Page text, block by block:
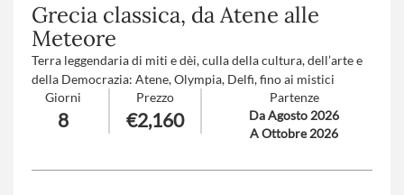
Grecia classica, da Atene alle
Meteore
Terra leggendaria di miti e dèi, culla della cultura, dell’arte e
della Democrazia: Atene, Olympia, Delfi, fino ai mistici
Monasteri delle Meteore.. scopri i segreti della Grecia,
incantevole luogo baciato dal sole e accarezzato dalle dolci
onde del Mediterraneo.
Giorni
8
Prezzo
€2,160
Partenze
Da Agosto 2026
A Ottobre 2026